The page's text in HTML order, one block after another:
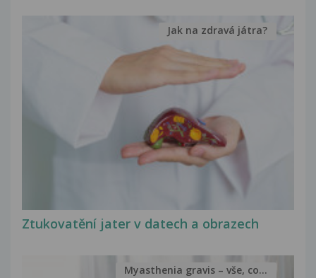
Ztukovatění jater v datech a obrazech
Jak na zdravá játra?
Myasthenia gravis – vše, co...